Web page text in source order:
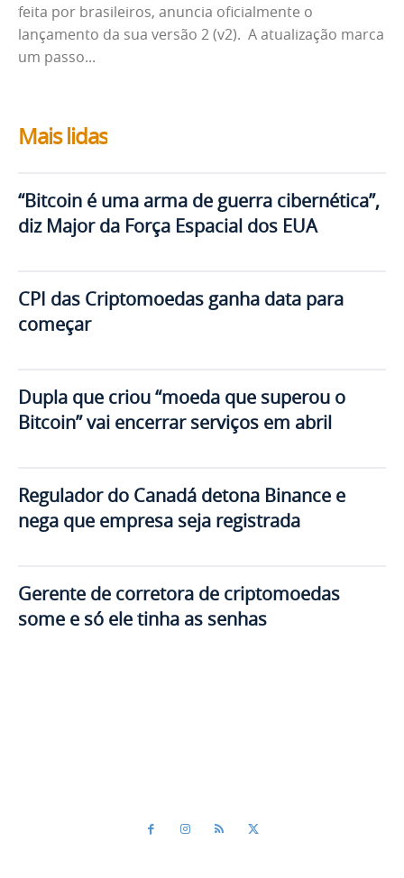
feita por brasileiros, anuncia oficialmente o
lançamento da sua versão 2 (v2). A atualização marca
um passo...
Mais lidas
“Bitcoin é uma arma de guerra cibernética”,
diz Major da Força Espacial dos EUA
CPI das Criptomoedas ganha data para
começar
Dupla que criou “moeda que superou o
Bitcoin” vai encerrar serviços em abril
Regulador do Canadá detona Binance e
nega que empresa seja registrada
Gerente de corretora de criptomoedas
some e só ele tinha as senhas